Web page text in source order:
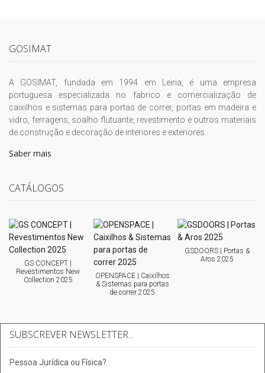
GOSIMAT
A GOSIMAT, fundada em 1994 em Leiria, é uma empresa
portuguesa especializada no fabrico e comercialização de
caixilhos e sistemas para portas de correr, portas em madeira e
vidro, ferragens, soalho flutuante, revestimento e outros materiais
de construção e decoração de interiores e exteriores.
Saber mais
CATÁLOGOS
GS CONCEPT |
Revestimentos New
Collection 2025
OPENSPACE | Caixilhos
& Sistemas para portas
de correr 2025
GSDOORS | Portas &
Aros 2025
SUBSCREVER NEWSLETTER...
Pessoa Jurídica ou Física?